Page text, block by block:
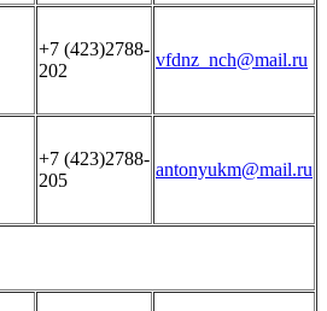
+7 (423)2788-
202
vfdnz_nch@mail.ru
+7 (423)2788-
205
antonyukm@mail.ru